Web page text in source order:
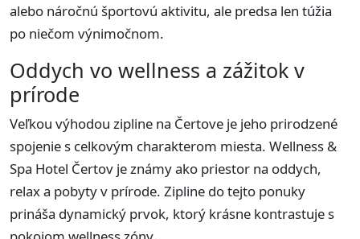
alebo náročnú športovú aktivitu, ale predsa len túžia
po niečom výnimočnom.
Oddych vo wellness a zážitok v
prírode
Veľkou výhodou zipline na Čertove je jeho prirodzené
spojenie s celkovým charakterom miesta. Wellness &
Spa Hotel Čertov je známy ako priestor na oddych,
relax a pobyty v prírode. Zipline do tejto ponuky
prináša dynamický prvok, ktorý krásne kontrastuje s